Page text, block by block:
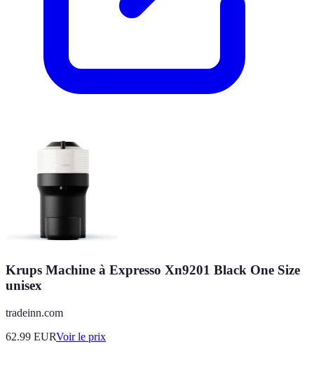
Krups Machine à Expresso Xn9201 Black One Size
unisex
tradeinn.com
62.99 EURVoir le prix